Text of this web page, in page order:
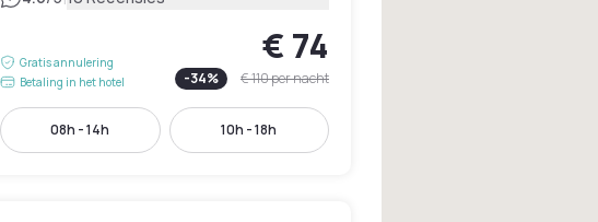
Gratis annulering
Betaling in het hotel
€ 74
-34% € 110per nacht
08h - 14h 10h - 18h